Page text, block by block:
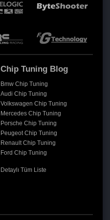
Chip Tuning Blog
Bmw Chip Tuning
Audi Chip Tuning
Volkswagen Chip Tuning
Mercedes Chip Tuning
Porsche Chip Tuning
Peugeot Chip Tuning
Renault Chip Tuning
Ford Chip Tuning
Detaylı Tüm Liste